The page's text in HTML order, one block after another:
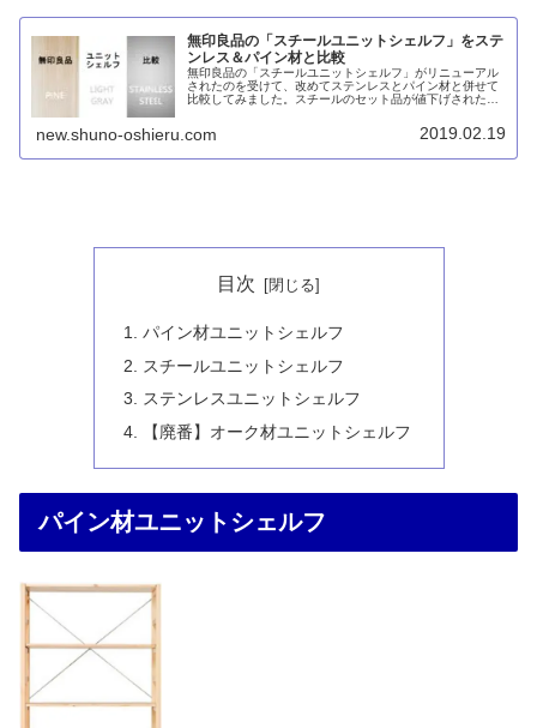
無印良品の「スチールユニットシェルフ」をステ
ンレス＆パイン材と比較
無印良品の「スチールユニットシェルフ」がリニューアル
されたのを受けて、改めてステンレスとパイン材と併せて
比較してみました。スチールのセット品が値下げされたこ
ションパーツの多さでは現状はステンレスのほうが優位と
言えます。
new.shuno-oshieru.com 2019.02.19
目次
パイン材ユニットシェルフ
スチールユニットシェルフ
ステンレスユニットシェルフ
【廃番】オーク材ユニットシェルフ
パイン材ユニットシェルフ